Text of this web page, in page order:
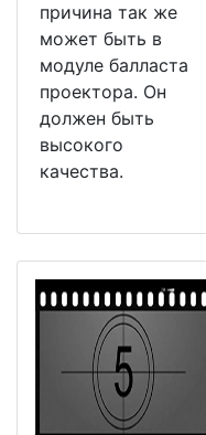
причина так же
может быть в
модуле балласта
проектора. Он
должен быть
высокого
качества.